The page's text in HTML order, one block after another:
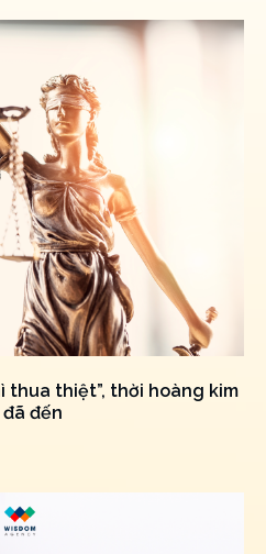
thiệt”, thời hoàng kim
đến